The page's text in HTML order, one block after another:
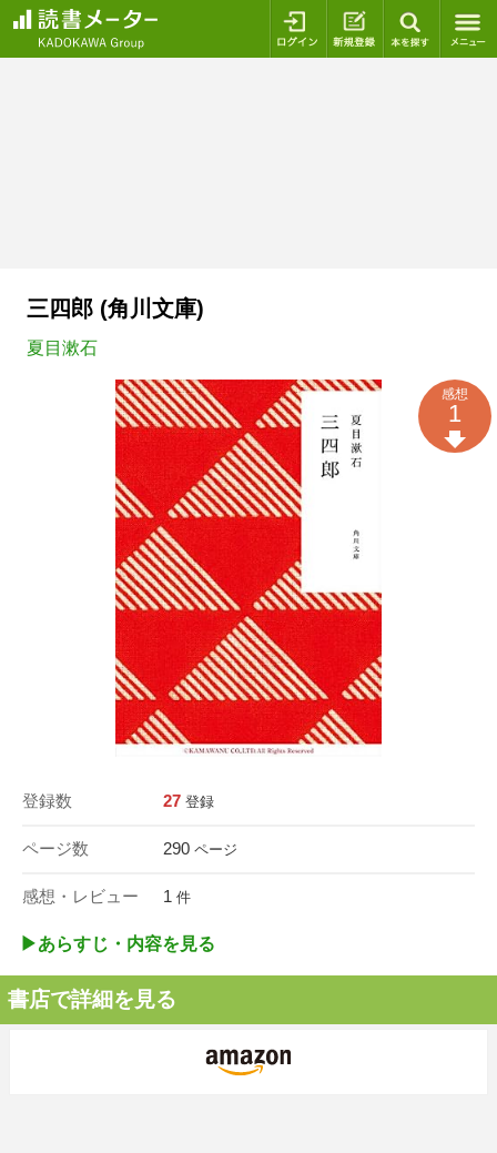
ログイン 新規登録
三四郎 (角川文庫)
夏目漱石
登録数 27 登録
ページ数 290 ページ
感想・レビュー 1 件
感想
1
▶︎あらすじ・内容を見る
書店で詳細を見る